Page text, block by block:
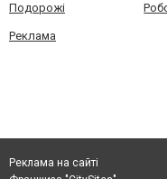
Подорожі
Реклама
Реклама на сайті